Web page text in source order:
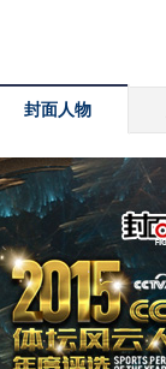
封面人物